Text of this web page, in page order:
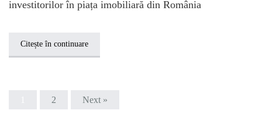
investitorilor în piața imobiliară din România
Citește în continuare
2 Next »